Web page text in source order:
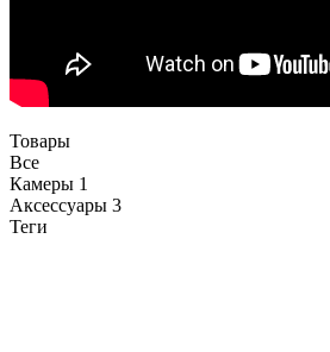
Товары
Все
Камеры 1
Аксессуары 3
Теги